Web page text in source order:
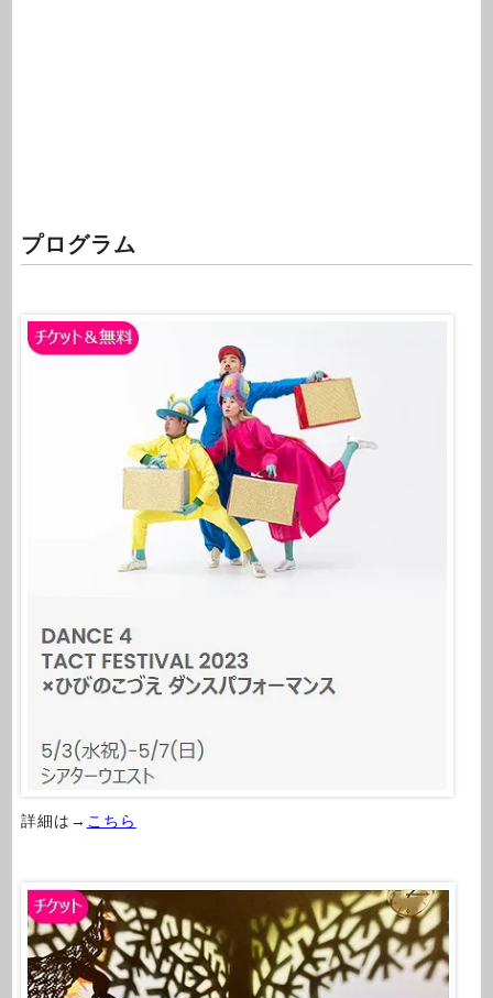
プログラム
詳細は→ こちら